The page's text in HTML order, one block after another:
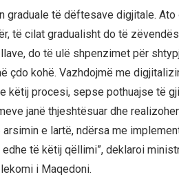
graduale të dëftesave digjitale. Ato
të cilat gradualisht do të
do të ulë shpenzimet për
çdo kohë. Vazhdojmë me
këtij procesi, sepse pothuajse të
janë thjeshtësuar dhe
e lartë, ndërsa me
të këtij qëllimi”, deklaroi
i Maqedoni.